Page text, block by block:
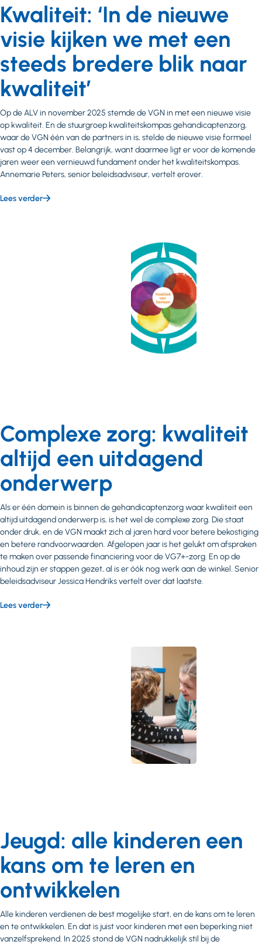
Kwaliteit: ‘In de nieuwe
visie kijken we met een
steeds bredere blik naar
kwaliteit’
Op de ALV in november 2025 stemde de VGN in met een nieuwe visie
op kwaliteit. En de stuurgroep kwaliteitskompas gehandicaptenzorg,
waar de VGN één van de partners in is, stelde de nieuwe visie formeel
vast op 4 december. Belangrijk, want daarmee ligt er voor de komende
jaren weer een vernieuwd fundament onder het kwaliteitskompas.
Annemarie Peters, senior beleidsadviseur, vertelt erover.
Lees verder
Complexe zorg: kwaliteit
altijd een uitdagend
onderwerp
Als er één domein is binnen de gehandicaptenzorg waar kwaliteit een
altijd uitdagend onderwerp is, is het wel de complexe zorg. Die staat
onder druk, en de VGN maakt zich al jaren hard voor betere bekostiging
en betere randvoorwaarden. Afgelopen jaar is het gelukt om afspraken
te maken over passende financiering voor de VG7+-zorg. En op de
inhoud zijn er stappen gezet, al is er óók nog werk aan de winkel. Senior
beleidsadviseur Jessica Hendriks vertelt over dat laatste.
Lees verder
Jeugd: alle kinderen een
kans om te leren en
ontwikkelen
Alle kinderen verdienen de best mogelijke start, en de kans om te leren
en te ontwikkelen. En dat is juist voor kinderen met een beperking niet
vanzelfsprekend. In 2025 stond de VGN nadrukkelijk stil bij de